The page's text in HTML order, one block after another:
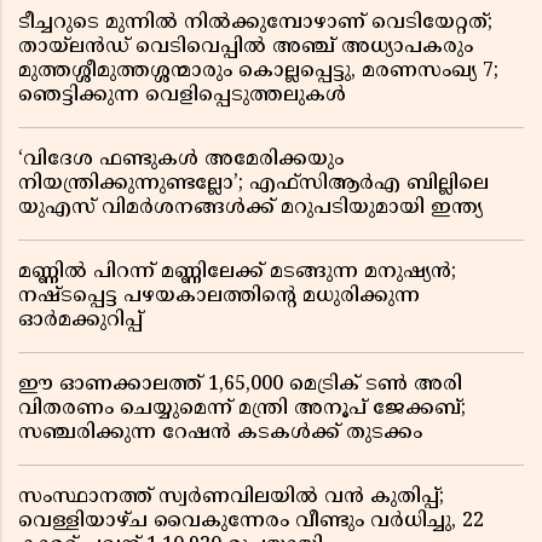
ടീച്ചറുടെ മുന്നിൽ നിൽക്കുമ്പോഴാണ് വെടിയേറ്റത്;
തായ്‌ലൻഡ് വെടിവെപ്പിൽ അഞ്ച് അധ്യാപകരും
മുത്തശ്ശീമുത്തശ്ശന്മാരും കൊല്ലപ്പെട്ടു, മരണസംഖ്യ 7;
ഞെട്ടിക്കുന്ന വെളിപ്പെടുത്തലുകൾ
‘വിദേശ ഫണ്ടുകൾ അമേരിക്കയും
നിയന്ത്രിക്കുന്നുണ്ടല്ലോ’; എഫ്സിആർഎ ബില്ലിലെ
യുഎസ് വിമർശനങ്ങൾക്ക് മറുപടിയുമായി ഇന്ത്യ
മണ്ണിൽ പിറന്ന് മണ്ണിലേക്ക് മടങ്ങുന്ന മനുഷ്യൻ;
നഷ്ടപ്പെട്ട പഴയകാലത്തിൻ്റെ മധുരിക്കുന്ന
ഓർമക്കുറിപ്പ്
ഈ ഓണക്കാലത്ത് 1,65,000 മെട്രിക് ടൺ അരി
വിതരണം ചെയ്യുമെന്ന് മന്ത്രി അനൂപ് ജേക്കബ്;
സഞ്ചരിക്കുന്ന റേഷൻ കടകൾക്ക് തുടക്കം
സംസ്ഥാനത്ത് സ്വർണവിലയിൽ വൻ കുതിപ്പ്;
വെള്ളിയാഴ്ച വൈകുന്നേരം വീണ്ടും വർധിച്ചു, 22